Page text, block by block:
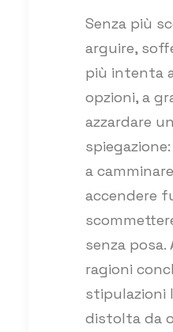
Senza più
arguire,
più intenta
opzioni, a
azzardare
a
accendere
senza
ragioni
stipulazioni
distolta da